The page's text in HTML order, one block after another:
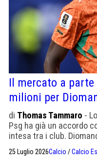
Il mercato a parte
milioni per
di Thomas Tammaro -
Psg ha già un accordo
intesa tra i club.
25 Luglio 2026Calcio /Calcio